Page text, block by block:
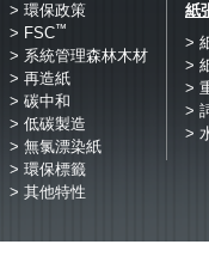
> 環保政策
> FSC™
> 系統管理森林木材
> 再造紙
> 碳中和
> 低碳製造
> 無氯漂染紙
> 環保標籤
> 其他特性
紙
>
>
>
>
>